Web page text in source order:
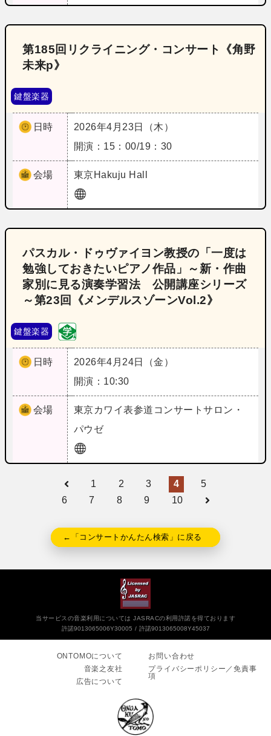
第185回リクライニング・コンサート《角野
未来p》
鍵盤楽器
日時
2026年4月23日（木）
開演：15：00/19：30
会場 東京Hakuju Hall
パスカル・ドゥヴァイヨン教授の「一度は
勉強しておきたいピアノ作品」～新・作曲
家別に見る演奏学習法 公開講座シリーズ
～第23回《メンデルスゾーンVol.2》
鍵盤楽器
日時
2026年4月24日（金）
開演：10:30
会場 東京カワイ表参道コンサートサロン・
パウゼ
1 2 3 4
5
6
7 8 9 10
←「コンサートかんたん検索」に戻る
当サービスの音楽利用については JASRACの利用許諾を得ております
許諾9013065006Y30005
許諾9013065008Y45037
ONTOMOについて
音楽之友社
広告について
お問い合わせ
プライバシーポリシー／免責事
項